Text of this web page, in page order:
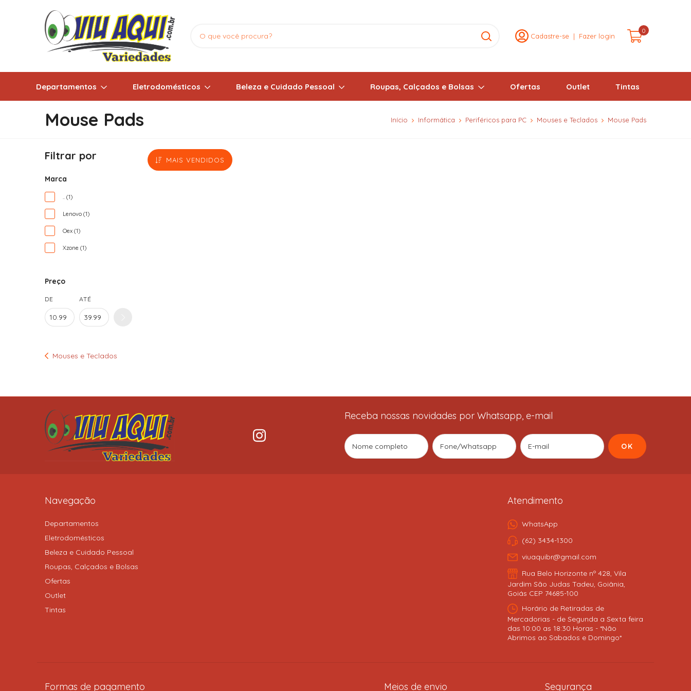
Cadastre-se | Fazer login
0
Departamentos Eletrodomésticos Beleza e Cuidado Pessoal Roupas, Calçados e Bolsas Ofertas Outlet Tintas
Mouse Pads Início Informática Periféricos para PC Mouses e Teclados Mouse Pads
Filtrar por
Marca
.. (1)
Lenovo (1)
Oex (1)
Xzone (1)
Preço
DE ATÉ
Mouses e Teclados
MAIS VENDIDOS
Receba nossas novidades por Whatsapp, e-mail
Navegação
Departamentos
Eletrodomésticos
Beleza e Cuidado Pessoal
Roupas, Calçados e Bolsas
Ofertas
Outlet
Tintas
Atendimento
WhatsApp
(62) 3434-1300
viuaquibr@gmail.com
Rua Belo Horizonte nº 428, Vila
Jardim São Judas Tadeu, Goiânia,
Goiás CEP 74685-100
Horário de Retiradas de
Mercadorias - de Segunda a Sexta feira
das 10:00 as 18:30 Horas - *Não
Abrimos ao Sabados e Domingo*
Formas de pagamento Meios de envio Segurança